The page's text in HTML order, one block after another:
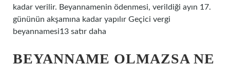
kadar verilir. Beyannamenin ödenmesi, verildiği ayın 17.
gününün akşamına kadar yapılır Geçici vergi
beyannamesi13 satır daha
BEYANNAME OLMAZSA NE